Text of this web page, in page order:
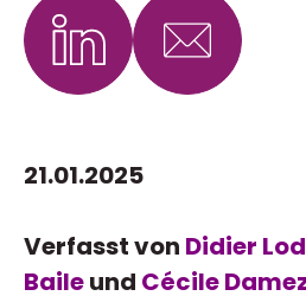
21.01.2025
Verfasst von Didier
Baileund Cécile